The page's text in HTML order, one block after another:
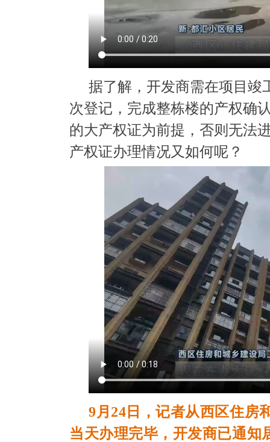
据了解，开发商需在项目竣
次登记，完成整栋楼的产权确
的大产权证为前提，否则无法
产权证办理情况又如何呢？
9月24日，记者从西区住房
当天办理完毕，开发商已通知